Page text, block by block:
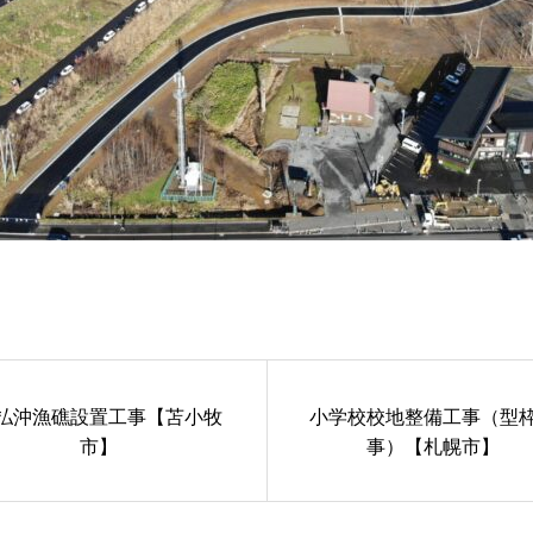
沖漁礁設置工事【苫小牧
市】
小学校校地整備工事（型
事）【札幌市】